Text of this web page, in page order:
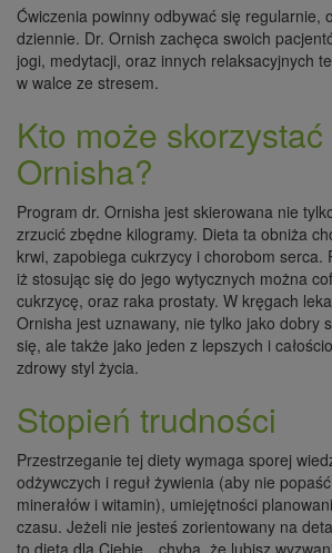
Ćwiczenia powinny odbywać się regularnie,
dziennie. Dr. Ornish zachęca swoich
jogi, medytacji, oraz innych relaksacyjnych
w walce ze stresem.
Kto może
Ornisha?
Program dr. Ornisha jest skierowana nie
zrzucić zbędne kilogramy. Dieta ta obniża
krwi, zapobiega cukrzycy i chorobom serca.
iż stosując się do jego wytycznych można
cukrzycę, oraz raka prostaty. W kręgach
Ornisha jest uznawany, nie tylko jako dobry
się, ale także jako jeden z lepszych i
zdrowy styl życia.
Stopień trudności
Przestrzeganie tej diety wymaga sporej
odżywczych i reguł żywienia (aby nie
minerałów i witamin), umiejętności
czasu. Jeżeli nie jesteś zorientowany na
to dieta dla Ciebie…chyba, że lubisz